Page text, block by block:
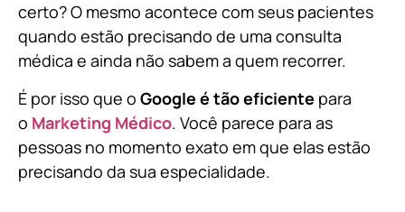
certo? O mesmo acontece com seus pacientes
quando estão precisando de uma consulta
médica e ainda não sabem a quem recorrer.
É por isso que o Google é tão eficiente para
o Marketing Médico. Você parece para as
pessoas no momento exato em que elas estão
precisando da sua especialidade.